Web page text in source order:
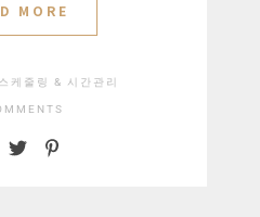
MORE
스케줄링 & 시간관리